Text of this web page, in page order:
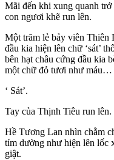
Mãi đến khi xung quanh
con ngươi khẽ run lên.
Một trăm lẻ bảy viên Thiên
đầu kia hiện lên chữ ‘sát’
bên hạt châu cứng đầu kia
một chữ đỏ tươi như máu…
‘ Sát’.
Tay của Thịnh Tiêu run lên.
Hề Tương Lan nhìn chằm
tím dường như hiện lên lốc
giật.